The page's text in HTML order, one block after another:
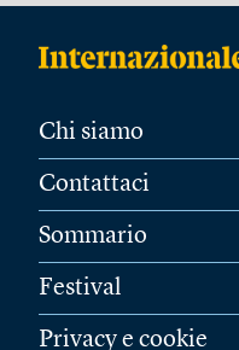
Chi siamo
Contattaci
Sommario
Festival
Privacy e cookie